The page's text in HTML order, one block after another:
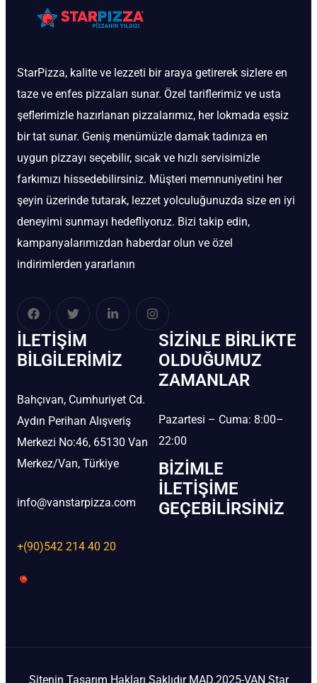
StarPizza, kalite ve lezzeti bir araya getirerek sizlere en
taze ve enfes pizzaları sunar. Özel tariflerimiz ve usta
şeflerimizle hazırlanan pizzalarımız, her lokmada eşsiz
bir tat sunar. Geniş menümüzle damak tadınıza en
uygun pizzayı seçebilir, sıcak ve hızlı servisimizle
farkımızı hissedebilirsiniz. Müşteri memnuniyetini her
şeyin üzerinde tutarak, lezzet yolculuğunuzda size en iyi
deneyimi sunmayı hedefliyoruz. Bizi takip edin,
kampanyalarımızdan haberdar olun ve özel
indirimlerden yararlanın
İLETIŞIM
BİLGILERIMIZ
Bahçıvan, Cumhuriyet Cd.
Aydın Perihan Alışveriş
Merkezi No:46, 65130 Van
Merkez/Van, Türkiye
info@vanstarpizza.com
+(90)542 214 40 20
SIZINLE BIRLIKTE
OLDUĞUMUZ
ZAMANLAR
Pazartesi – Cuma: 8:00–
22:00
BIZIMLE
İLETIŞIME
GEÇEBILIRSINIZ
Sitenin Tasarım Hakları Saklıdır MAD.2025-VAN Star